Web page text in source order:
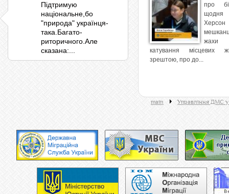
про
щодня
жахи
катування місцевих
зрештою, про до...
main Управління ДМС у
Підтримую
національне,бо
"природа" українця-
така.Багато-
риторичного.Але
сказана:...